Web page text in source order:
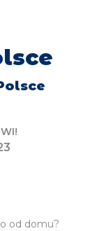
od domu?